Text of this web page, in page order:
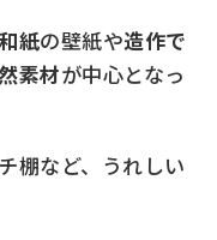
紙の壁紙や造作で
素材が中心となっ
棚など、うれしい